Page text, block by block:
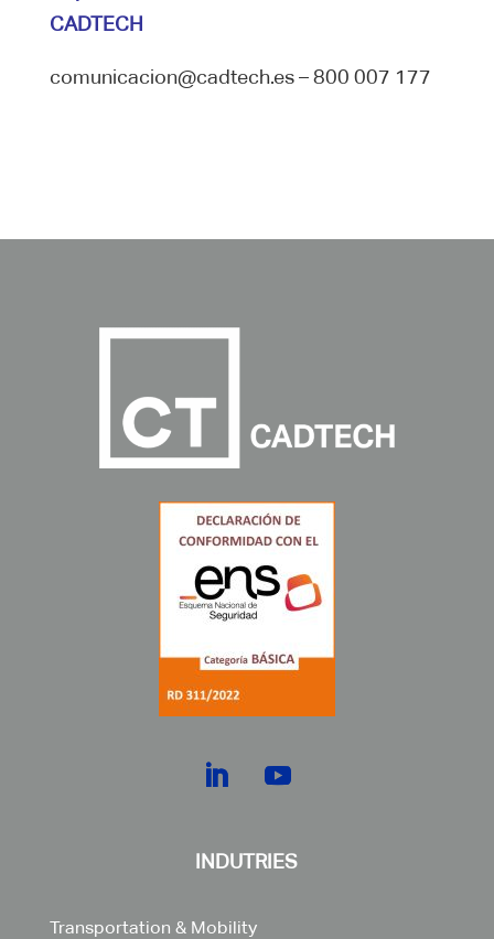
CADTECH
comunicacion@cadtech.es – 800 007 177
INDUTRIES
Transportation & Mobility